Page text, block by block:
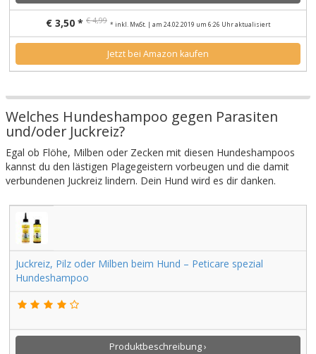
€ 3,50 * € 4,99 * inkl. MwSt. | am 24.02.2019 um 6:26 Uhr aktualisiert
Jetzt bei Amazon kaufen
Welches Hundeshampoo gegen Parasiten
und/oder Juckreiz?
Egal ob Flöhe, Milben oder Zecken mit diesen Hundeshampoos
kannst du den lästigen Plagegeistern vorbeugen und die damit
verbundenen Juckreiz lindern. Dein Hund wird es dir danken.
Juckreiz, Pilz oder Milben beim Hund – Peticare spezial
Hundeshampoo
Produktbeschreibung ›